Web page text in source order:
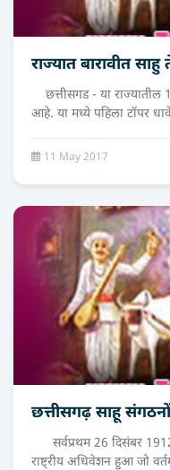
राज्यात बारावीत
छत्तीसगड - या राज्यातील
आहे. या मध्ये पहिला टॉपर
11 May 2017
छत्तीसगढ़ साहू
सर्वप्रथम 26 दिसंबर
राष्ट्रीय अधिवेशन हुआ जो